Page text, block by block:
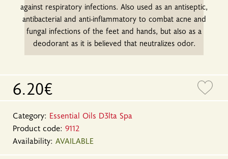
against respiratory infections. Also used as an antiseptic,
antibacterial and anti-inflammatory to combat acne and
fungal infections of the feet and hands, but also as a
deodorant as it is believed that neutralizes odor.
6.20€
Category: Essential Oils D3lta Spa
Product code: 9112
Availability: AVAILABLE